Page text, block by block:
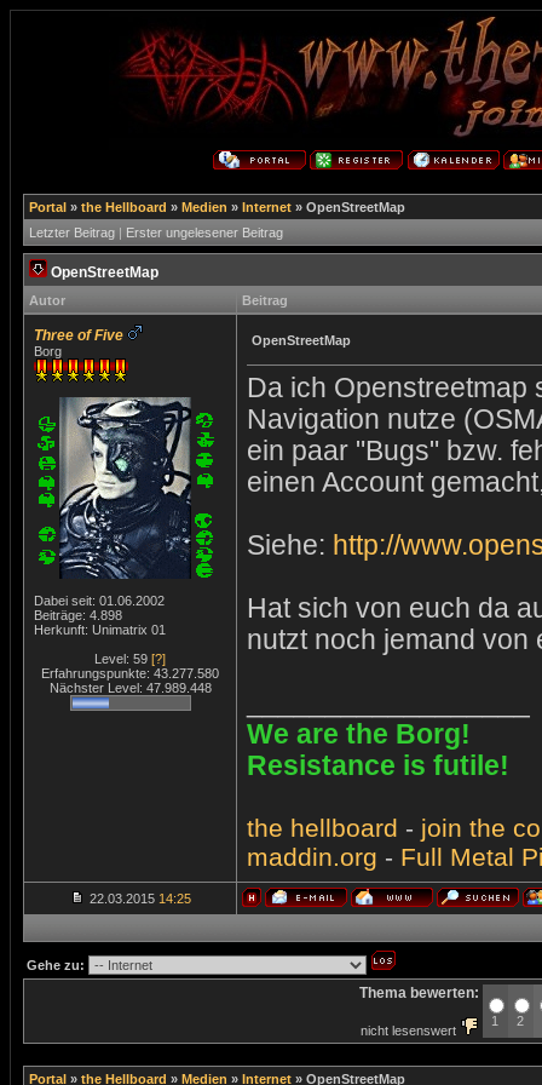
Portal » the Hellboard » Medien » Internet » OpenStreetMap
Letzter Beitrag | Erster ungelesener Beitrag
OpenStreetMap
Autor Beitrag
Three of Five
Borg
Dabei seit: 01.06.2002
Beiträge: 4.898
Herkunft: Unimatrix 01
Level: 59 [?]
Erfahrungspunkte: 43.277.580
Nächster Level: 47.989.448
OpenStreetMap
Da ich
Navigation nutze
ein paar "Bugs" bzw.
einen Account
Siehe: http://
Hat sich von euch da
nutzt noch jemand von
We are the Borg!
Resistance is futile!
the hellboard - join the
maddin.org - Full Metal
22.03.2015 14:25
Gehe zu:
Thema bewerten:
nicht lesenswert
1 2
Portal » the Hellboard » Medien » Internet » OpenStreetMap